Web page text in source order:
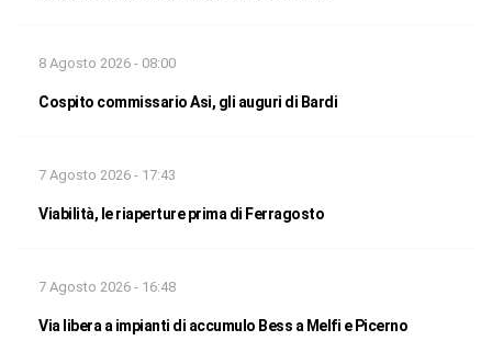
8 Agosto 2026 - 08:00
Cospito commissario Asi, gli auguri di Bardi
7 Agosto 2026 - 17:43
Viabilità, le riaperture prima di Ferragosto
7 Agosto 2026 - 16:48
Via libera a impianti di accumulo Bess a Melfi e Picerno